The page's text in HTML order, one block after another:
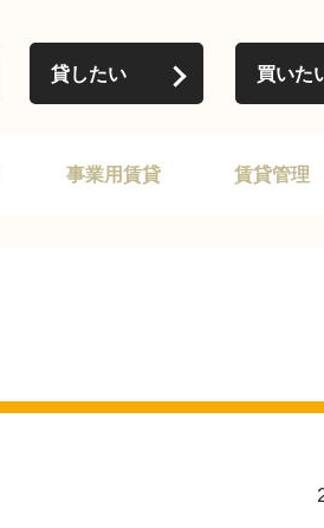
貸したい 買いた
事業用賃貸 賃貸管理